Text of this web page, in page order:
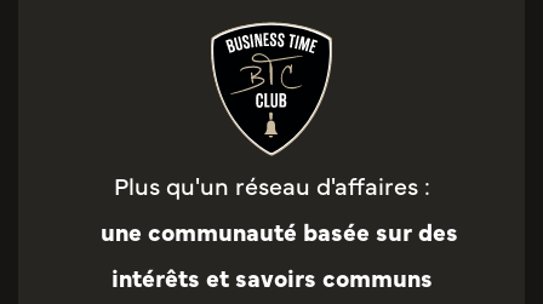
Plus qu'un réseau d'affaires :
une communauté basée sur des
intérêts et savoirs communs